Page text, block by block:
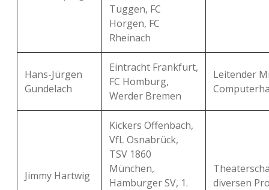
Tuggen, FC
Horgen, FC
Rheinach
Hans-Jürgen
Gundelach
Eintracht Frankfurt,
FC Homburg,
Werder Bremen
Leitender
Jimmy Hartwig
Kickers Offenbach,
VfL Osnabrück,
TSV 1860
München,
Hamburger SV, 1.
diversen